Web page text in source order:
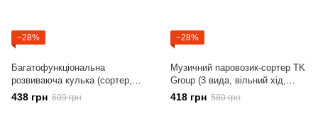
−28%
Багатофункціональна
розвиваюча кулька (сортер,
пірамідка, 6 півсфер, м'ячик,
три фігурки, в коробці) 2010-8
438 грн 609 грн
−28%
Музичний паровозик-сортер TK
Group (3 вида, вільний хід,
світлові ефекти, пищалка на
трубі) 93866
418 грн 580 грн